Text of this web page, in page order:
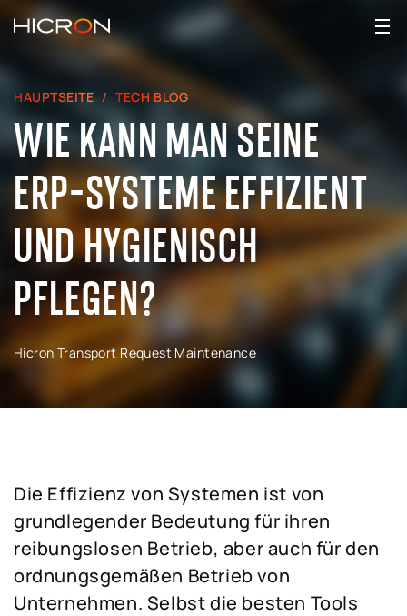
HAUPTSEITE TECH BLOG
WIE KANN MAN SEINE
ERP-SYSTEME EFFIZIENT
UND HYGIENISCH
PFLEGEN?
Hicron Transport Request Maintenance
Die Effizienz von Systemen ist von
grundlegender Bedeutung für ihren
reibungslosen Betrieb, aber auch für den
ordnungsgemäßen Betrieb von
Unternehmen. Selbst die besten Tools